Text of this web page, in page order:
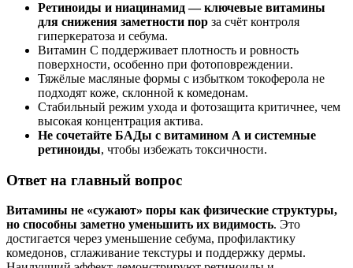
Ретиноиды и ниацинамид — ключевые витамины
для снижения заметности пор за счёт контроля
гиперкератоза и себума.
Витамин С поддерживает плотность и ровность
поверхности, особенно при фотоповреждении.
Тяжёлые масляные формы с избытком токоферола не
подходят коже, склонной к комедонам.
Стабильный режим ухода и фотозащита критичнее, чем
высокая концентрация актива.
Не сочетайте БАДы с витамином А и системные
ретиноиды, чтобы избежать токсичности.
Ответ на главный вопрос
Витамины не «сужают» поры как физические структуры,
но способны заметно уменьшить их видимость. Это
достигается через уменьшение себума, профилактику
комедонов, сглаживание текстуры и поддержку дермы.